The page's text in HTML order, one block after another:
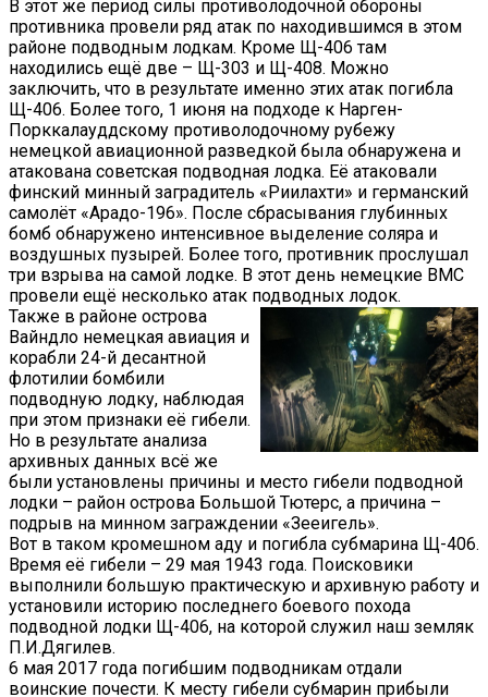
В этот же период силы противолодочной обороны
противника провели ряд атак по находившимся в этом
районе подводным лодкам. Кроме Щ-406 там
находились ещё две – Щ-303 и Щ-408. Можно
заключить, что в результате именно этих атак погибла
Щ-406. Более того, 1 июня на подходе к Нарген-
Порккалауддскому противолодочному рубежу
немецкой авиационной разведкой была обнаружена и
атакована советская подводная лодка. Её атаковали
финский минный заградитель «Риилахти» и германский
самолёт «Арадо-196». После сбрасывания глубинных
бомб обнаружено интенсивное выделение соляра и
воздушных пузырей. Более того, противник прослушал
три взрыва на самой лодке. В этот день немецкие ВМС
провели ещё несколько атак подводных лодок.
Также в районе острова
Вайндло немецкая авиация и
корабли 24-й десантной
флотилии бомбили
подводную лодку, наблюдая
при этом признаки её гибели.
Но в результате анализа
архивных данных всё же
были установлены причины и место гибели подводной
лодки – район острова Большой Тютерс, а причина –
подрыв на минном заграждении «Зееигель».
Вот в таком кромешном аду и погибла субмарина Щ-406.
Время её гибели – 29 мая 1943 года. Поисковики
выполнили большую практическую и архивную работу и
установили историю последнего боевого похода
подводной лодки Щ-406, на которой служил наш земляк
П.И.Дягилев.
6 мая 2017 года погибшим подводникам отдали
воинские почести. К месту гибели субмарин прибыли